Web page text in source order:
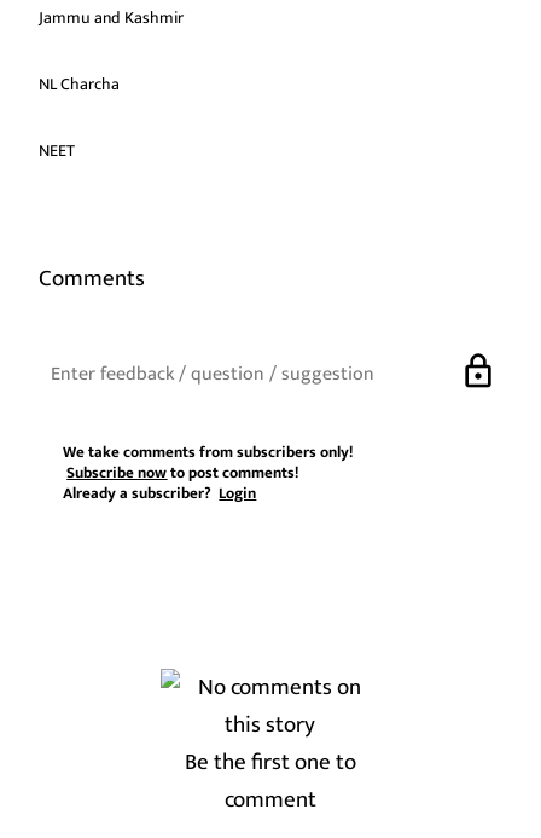
Jammu and Kashmir
NL Charcha
NEET
Comments
lock
We take comments from subscribers only!
Subscribe nowto post comments!
Already a subscriber?Login
Be the first one to
comment